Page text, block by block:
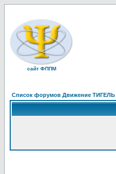
сайт ФППМ
Список форумов Движение ТИГЕЛЬ -